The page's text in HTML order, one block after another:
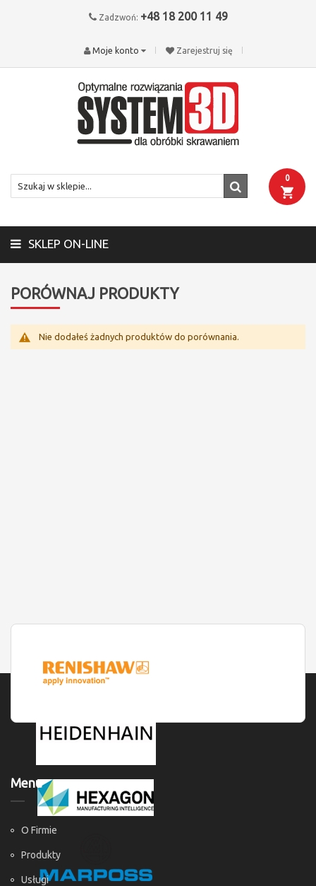
Zadzwoń: +48 18 200 11 49
Zarejestruj się
Moje konto
0
SKLEP ON-LINE
PORÓWNAJ PRODUKTY
Nie dodałeś żadnych produktów do porównania.
Menu
O Firmie
Produkty
Usługi